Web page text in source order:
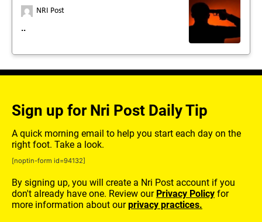
NRI Post
..
Sign up for Nri Post Daily Tip
A quick morning email to help you start each day on the
right foot. Take a look.
[noptin-form id=94132]
By signing up, you will create a Nri Post account if you
don't already have one. Review our Privacy Policy for
more information about ourprivacy practices.